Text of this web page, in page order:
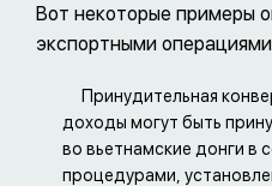
Вот некоторые примеры
экспортными
Принудительная
доходы могут быть
во вьетнамские донги в
процедурами,